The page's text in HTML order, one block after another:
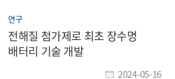
연구
전해질 첨가제로 최초 장수명
배터리 기술 개발
2024-05-16